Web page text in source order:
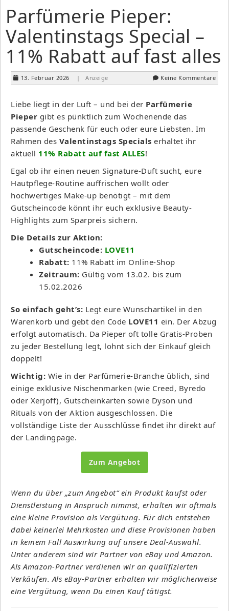
Parfümerie Pieper:
Valentinstags Special –
11% Rabatt auf fast alles
13. Februar 2026 | Anzeige Keine Kommentare
Liebe liegt in der Luft – und bei der Parfümerie
Pieper gibt es pünktlich zum Wochenende das
passende Geschenk für euch oder eure Liebsten. Im
Rahmen des Valentinstags Specials erhaltet ihr
aktuell 11% Rabatt auf fast ALLES!
Egal ob ihr einen neuen Signature-Duft sucht, eure
Hautpflege-Routine auffrischen wollt oder
hochwertiges Make-up benötigt – mit dem
Gutscheincode könnt ihr euch exklusive Beauty-
Highlights zum Sparpreis sichern.
Die Details zur Aktion:
Gutscheincode: LOVE11
Rabatt: 11% Rabatt im Online-Shop
Zeitraum: Gültig vom 13.02. bis zum
15.02.2026
So einfach geht’s: Legt eure Wunschartikel in den
Warenkorb und gebt den Code LOVE11 ein. Der Abzug
erfolgt automatisch. Da Pieper oft tolle Gratis-Proben
zu jeder Bestellung legt, lohnt sich der Einkauf gleich
doppelt!
Wichtig: Wie in der Parfümerie-Branche üblich, sind
einige exklusive Nischenmarken (wie Creed, Byredo
oder Xerjoff), Gutscheinkarten sowie Dyson und
Rituals von der Aktion ausgeschlossen. Die
vollständige Liste der Ausschlüsse findet ihr direkt auf
der Landingpage.
Zum Angebot
Wenn du über „zum Angebot“ ein Produkt kaufst oder
Dienstleistung in Anspruch nimmst, erhalten wir oftmals
eine kleine Provision als Vergütung. Für dich entstehen
dabei keinerlei Mehrkosten und diese Provisionen haben
in keinem Fall Auswirkung auf unsere Deal-Auswahl.
Unter anderem sind wir Partner von eBay und Amazon.
Als Amazon-Partner verdienen wir an qualifizierten
Verkäufen. Als eBay-Partner erhalten wir möglicherweise
eine Vergütung, wenn Du einen Kauf tätigst.